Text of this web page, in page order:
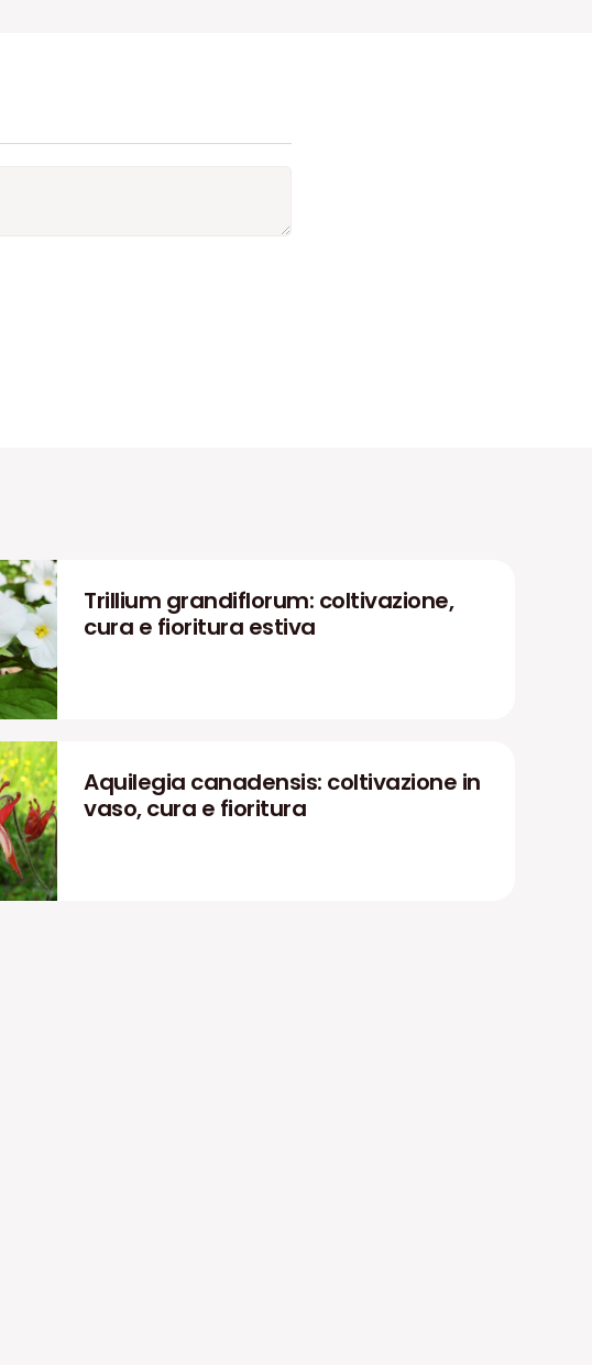
Trillium grandiflorum: coltivazione,
cura e fioritura estiva
Aquilegia canadensis: coltivazione in
vaso, cura e fioritura